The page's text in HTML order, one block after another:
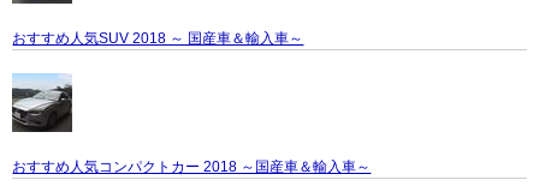
おすすめ人気SUV 2018 ～ 国産車＆輸入車～
おすすめ人気コンパクトカー 2018 ～国産車＆輸入車～